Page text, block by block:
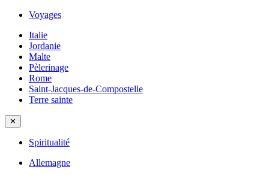
Voyages
Italie
Jordanie
Malte
Pèlerinage
Rome
Saint-Jacques-de-Compostelle
Terre sainte
✕
Spiritualité
Allemagne